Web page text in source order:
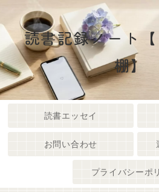
読書記録ノート
棚】
読書エッセイ
お問い合わせ
プライバシーポ